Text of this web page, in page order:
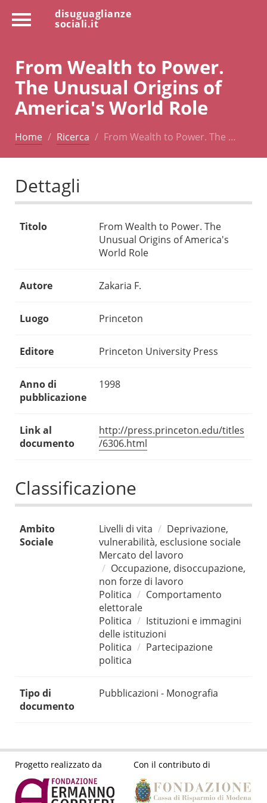
disuguaglianze
sociali.it
From Wealth to Power.
The Unusual Origins of
America's World Role
Home Ricerca From Wealth to Power. The …
Dettagli
Titolo
From Wealth to Power. The
Unusual Origins of America's
World Role
Autore Zakaria F.
Luogo Princeton
Editore Princeton University Press
Anno di
pubblicazione
1998
Link al
documento
http://press.princeton.edu/titles
/6306.html
Classificazione
Ambito
Sociale
Livelli di vita
Deprivazione,
vulnerabilità, esclusione sociale
Mercato del lavoro
Occupazione, disoccupazione,
non forze di lavoro
Politica
Comportamento
elettorale
Politica
Istituzioni e immagini
delle istituzioni
Politica
Partecipazione
politica
Tipo di
documento
Pubblicazioni - Monografia
Progetto realizzato da Con il contributo di